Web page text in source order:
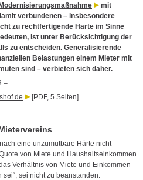
mit
verbundenen – insbesondere
zu rechtfertigende Härte im Sinne
ist unter Berücksichtigung der
zu entscheiden. Generalisierende
Belastungen einem Mieter mit
sind – verbieten sich daher.
–
[PDF, 5 Seiten]
eine unzumutbare Härte nicht
von Miete und Haushaltseinkommen
Verhältnis von Miete und Einkommen
sei nicht zu beanstanden.